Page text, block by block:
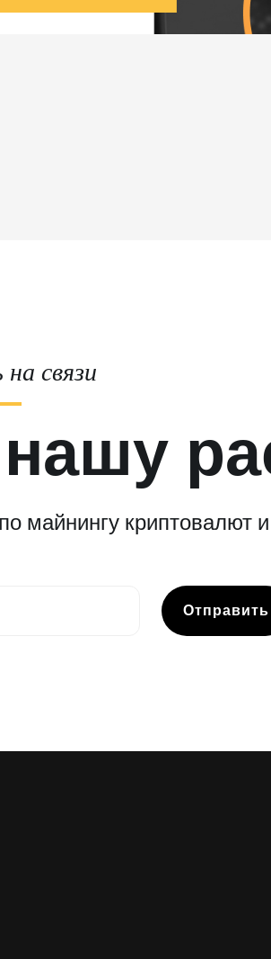
связи
майнингу криптовалют
Отправить